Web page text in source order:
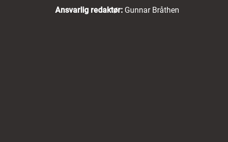
Ansvarlig redaktør: Gunnar Bråthen